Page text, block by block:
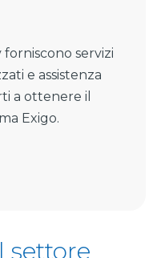
servizi
e assistenza
a ottenere il
Exigo.
settore